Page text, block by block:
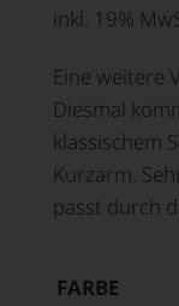
inkl. 19%
Eine weitere
Diesmal
klassischem
Kurzarm.
passt durch
FARBE